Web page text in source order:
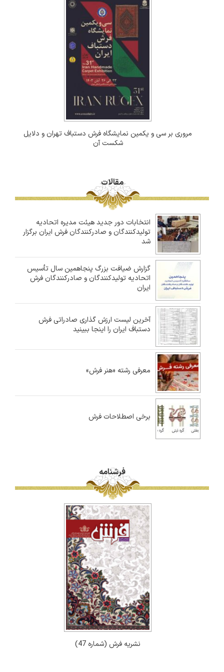
مروری بر سی و یکمین نمایشگاه فرش دستباف تهران و دلایل
شکست آن
مقالات
انتخابات دور جدید هیئت مدیره اتحادیه
تولیدکنندگان و صادرکنندگان فرش ایران برگزار
شد
گزارش ضیافت بزرگ پنجاهمین سال تأسیس
اتحادیه تولیدکنندگان و صادرکنندگان فرش
ایران
آخرین لیست ارزش گذاری صادراتی فرش
دستباف ایران را اینجا ببینید
معرفی رشته «هنر فرش»
برخی اصطلاحات فرش
فرشنامه
نشریه فرش (شماره 47)